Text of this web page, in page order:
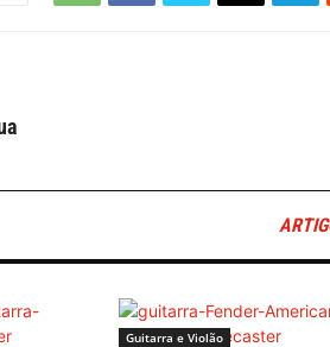
Guitarra e Violão